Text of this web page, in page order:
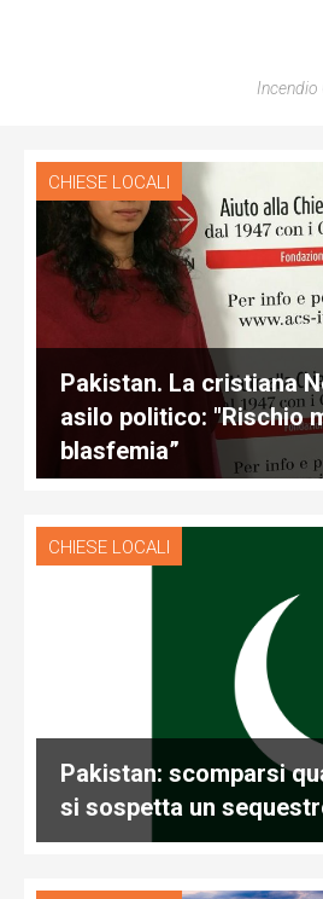
Incendio
CHIESE LOCALI
Pakistan. La cristiana
asilo politico: "Rischio
blasfemia”
CHIESE LOCALI
Pakistan: scomparsi
si sospetta un